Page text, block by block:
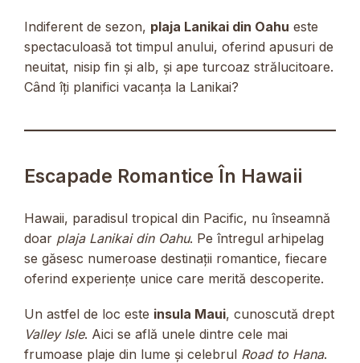
Indiferent de sezon, plaja Lanikai din Oahu este
spectaculoasă tot timpul anului, oferind apusuri de
neuitat, nisip fin și alb, și ape turcoaz strălucitoare.
Când îți planifici vacanța la Lanikai?
Escapade Romantice În Hawaii
Hawaii, paradisul tropical din Pacific, nu înseamnă
doar plaja Lanikai din Oahu. Pe întregul arhipelag
se găsesc numeroase destinații romantice, fiecare
oferind experiențe unice care merită descoperite.
Un astfel de loc este insula Maui, cunoscută drept
Valley Isle. Aici se află unele dintre cele mai
frumoase plaje din lume și celebrul Road to Hana.